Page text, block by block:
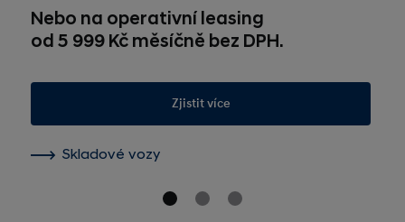
Nebo na operativní leasing
od 5 999 Kč měsíčně bez DPH.
Zjistit více
Skladové vozy